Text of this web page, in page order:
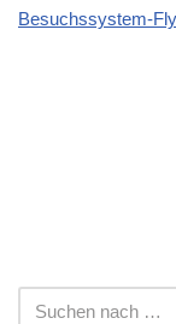
Besuchssystem-